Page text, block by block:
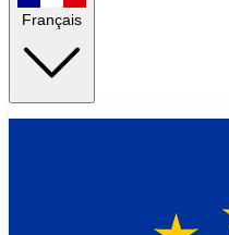
Français